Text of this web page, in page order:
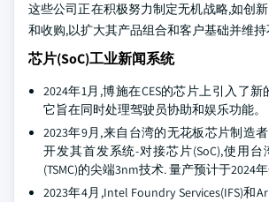
这些公司正在积极努力制定无机战略,如创
和收购,以扩大其产品组合和客户基础并维持
芯片(SoC)工业新闻系统
2024年1月,博施在CES的芯片上引入了
它旨在同时处理驾驶员协助和娱乐功能。
2023年9月,来自台湾的无花板芯片制造
开发其首发系统-对接芯片(SoC),使用台
(TSMC)的尖端3nm技术. 量产预计于2024
2023年4月,Intel Foundry Services(IFS)和